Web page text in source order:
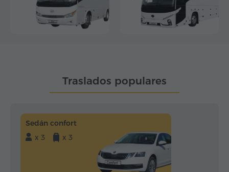
Traslados populares
Sedán confort
x 3
x 3